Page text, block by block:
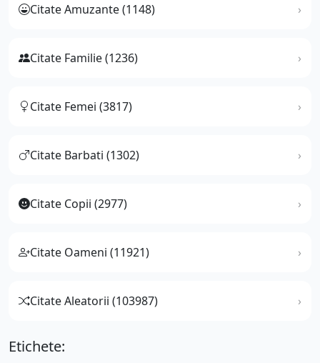
Citate Amuzante (1148)
Citate Familie (1236)
Citate Femei (3817)
Citate Barbati (1302)
Citate Copii (2977)
Citate Oameni (11921)
Citate Aleatorii (103987)
Etichete: